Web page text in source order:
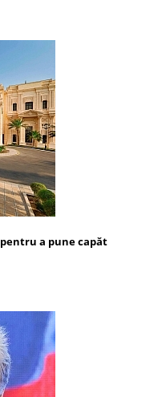
pentru a pune capăt